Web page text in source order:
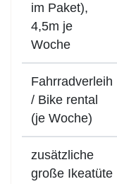
im Paket),
4,5m je
Woche
Fahrradverleih
/ Bike rental
(je Woche)
zusätzliche
große Ikeatüte